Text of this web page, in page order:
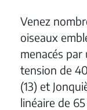
Venez
oiseaux
menacés par
tension de
(13) et
linéaire de